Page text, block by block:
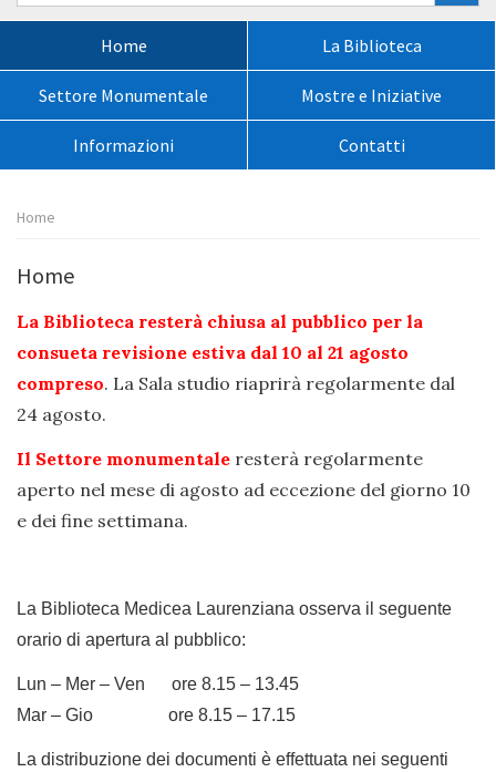
Home La Biblioteca
Settore Monumentale Mostre e Iniziative
Informazioni Contatti
Percorso
Home
Home
La Biblioteca resterà chiusa al pubblico per la
consueta revisione estiva dal 10 al 21 agosto
compreso. La Sala studio riaprirà regolarmente dal
24 agosto.
Il Settore monumentale resterà regolarmente
aperto nel mese di agosto ad eccezione del giorno 10
e dei fine settimana.
La Biblioteca Medicea Laurenziana osserva il seguente
orario di apertura al pubblico:
Lun – Mer – Ven ore 8.15 – 13.45
Mar – Gio ore 8.15 – 17.15
La distribuzione dei documenti è effettuata nei seguenti